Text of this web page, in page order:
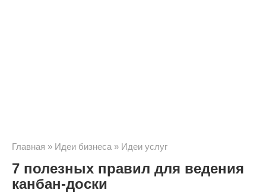
Главная » Идеи бизнеса » Идеи услуг
7 полезных правил для ведения
канбан-доски